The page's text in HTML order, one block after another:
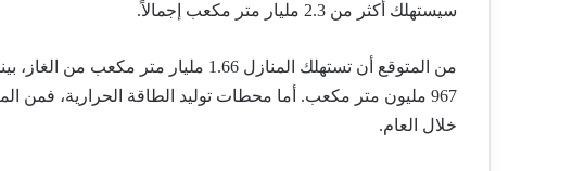
سيستهلك أكثر من 2.3 مليار متر مكعب إجمالاً.
من المتوقع أن تستهلك المنازل 1.66 مليار
خلال العام.